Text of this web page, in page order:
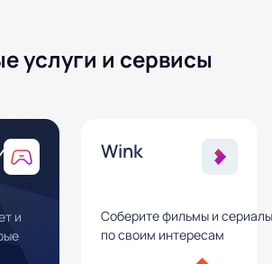
услуги и сервисы
и
Wink
Соберите фильмы и сериалы
по своим интересам